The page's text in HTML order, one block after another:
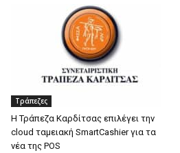
Τράπεζες
Η Τράπεζα Καρδίτσας επιλέγει την
cloud ταμειακή SmartCashier για τα
νέα της POS